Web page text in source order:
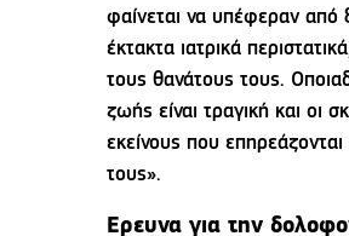
φαίνεται να υπέφεραν από
έκτακτα ιατρικά
τους θανάτους τους.
ζωής είναι τραγική και οι
εκείνους που
τους».
Ερευνα για την